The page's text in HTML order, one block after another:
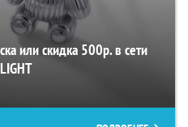
или скидка 500р. в сети